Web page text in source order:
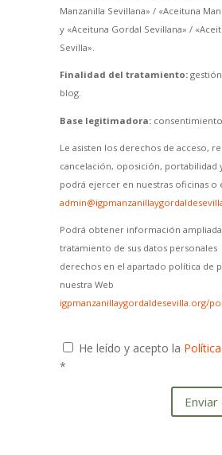
Manzanilla Sevillana» / «Aceituna
y «Aceituna Gordal Sevillana» /
Sevilla».
Finalidad del tratamiento:
blog.
Base legitimadora:consentimiento
Le asisten los derechos de acceso,
cancelación, oposición, portabilidad
podrá ejercer en nuestras oficinas o
Podrá obtener información
tratamiento de sus datos
derechos en el apartado política de
nuestra Web
igpmanzanillaygordaldesevilla.org/
He leído y acepto la
*